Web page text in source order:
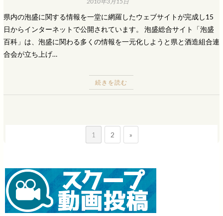
県内の泡盛に関する情報を一堂に網羅したウェブサイトが完成し15
日からインターネットで公開されています。 泡盛総合サイト「泡盛
百科」は、泡盛に関わる多くの情報を一元化しようと県と酒造組合連
合会が立ち上げ…
続きを読む
1 2 »